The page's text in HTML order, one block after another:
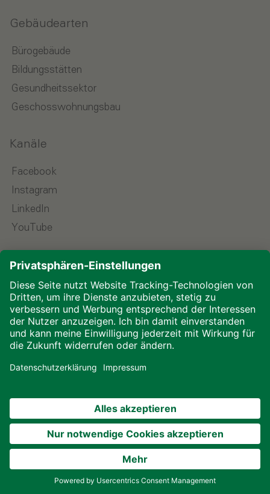
Gebäudearten
Bürogebäude
Bildungsstätten
Gesundheitssektor
Geschosswohnungsbau
Kanäle
Facebook
Instagram
LinkedIn
YouTube
Sprache wählen
Impressum
Downloads
Cookies
© 2026 ALHO Systembau – Ein Unternehmen der
ALHO Gruppe